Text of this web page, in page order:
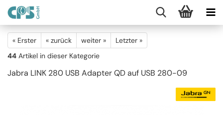
« Erster « zurück weiter »
Letzter »
44 Artikel in dieser Kategorie
Jabra LINK 280 USB Adapter QD auf USB 280-09